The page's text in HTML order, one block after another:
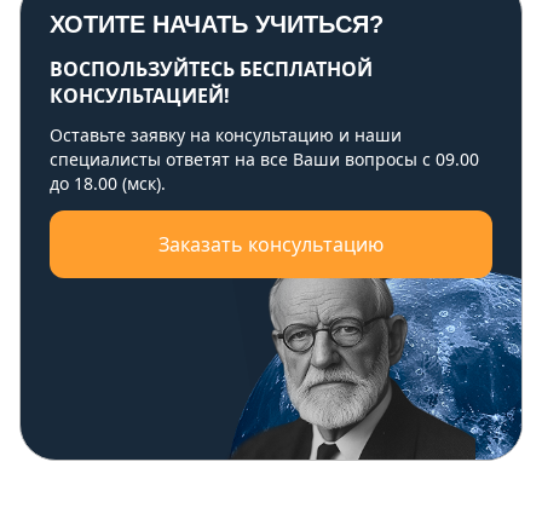
ХОТИТЕ НАЧАТЬ УЧИТЬСЯ?
ВОСПОЛЬЗУЙТЕСЬ БЕСПЛАТНОЙ
КОНСУЛЬТАЦИЕЙ!
Оставьте заявку на консультацию и наши
специалисты ответят на все Ваши вопросы с 09.00
до 18.00 (мск).
Заказать консультацию